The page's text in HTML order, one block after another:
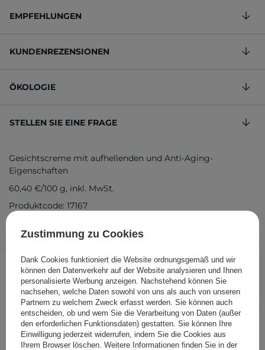
30,20 € /Stk.
IN DEN WARENKORB
EMPFEHLUNGEN
KUNDENREZENSIONEN
ÖKOLOGIE
STELLEN SIE EINE FRAGE
Gesichtscreme mit aufhellenden und Anti-Aging-
Eigenschaften
60,40 €/100 g, inkl. MwSt.
Produktcode: 17167
Folgende Produkte wurden von
anderen Kunden geprüft
Zustimmung zu Cookies
Dank Cookies funktioniert die Website ordnungsgemäß und wir
können den Datenverkehr auf der Website analysieren und Ihnen
personalisierte Werbung anzeigen. Nachstehend können Sie
nachsehen, welche Daten sowohl von uns als auch von unseren
Partnern zu welchem Zweck erfasst werden. Sie können auch
entscheiden, ob und wem Sie die Verarbeitung von Daten (außer
den erforderlichen Funktionsdaten) gestatten. Sie können Ihre
Einwilligung jederzeit widerrufen, indem Sie die Cookies aus
Ihrem Browser löschen. Weitere Informationen finden Sie in der